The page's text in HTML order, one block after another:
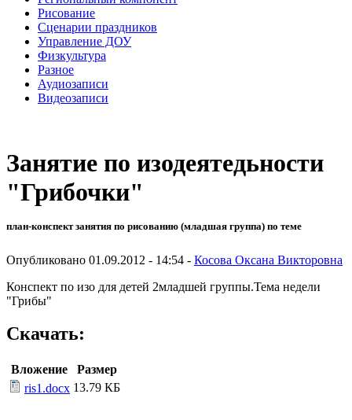
Рисование
Сценарии праздников
Управление ДОУ
Физкультура
Разное
Аудиозаписи
Видеозаписи
Занятие по изодеятедьности
"Грибочки"
план-конспект занятия по рисованию (младшая группа) по теме
Опубликовано 01.09.2012 - 14:54 - Косова Оксана Викторовна
Конспект по изо для детей 2младшей группы.Тема недели
"Грибы"
Скачать:
Вложение
Размер
ris1.docx 13.79 КБ